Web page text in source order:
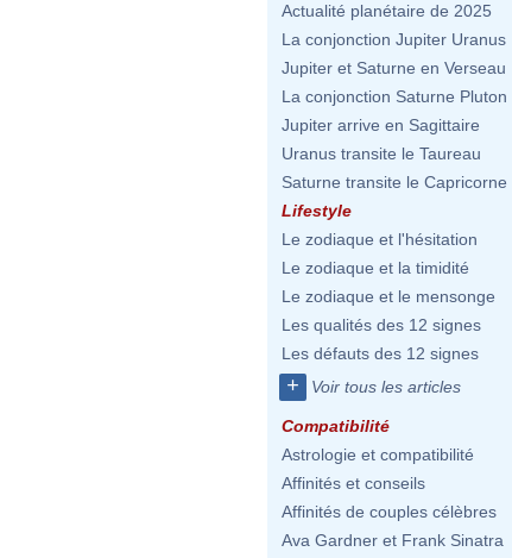
Actualité planétaire de 2025
La conjonction Jupiter Uranus
Jupiter et Saturne en Verseau
La conjonction Saturne Pluton
Jupiter arrive en Sagittaire
Uranus transite le Taureau
Saturne transite le Capricorne
Lifestyle
Le zodiaque et l'hésitation
Le zodiaque et la timidité
Le zodiaque et le mensonge
Les qualités des 12 signes
Les défauts des 12 signes
+ Voir tous les articles
Compatibilité
Astrologie et compatibilité
Affinités et conseils
Affinités de couples célèbres
Ava Gardner et Frank Sinatra